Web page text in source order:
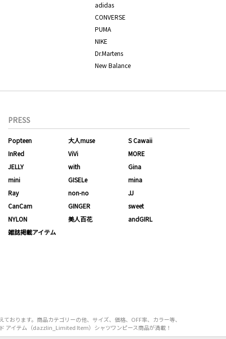
adidas
CONVERSE
PUMA
NIKE
Dr.Martens
New Balance
PRESS
Popteen 大人muse
S Cawaii
InRed
ViVi
MORE
JELLY
with
Gina
mini
GISELe
mina
Ray
non-no
JJ
CanCam
GINGER
sweet
NYLON
美人百花
andGIRL
雑誌掲載アイテム
おります。商品カテゴリーの他、サイズ、価格、OFF率、カラー等、
アイテム（dazzlin_Limited Item）シャツワンピース商品が満載！